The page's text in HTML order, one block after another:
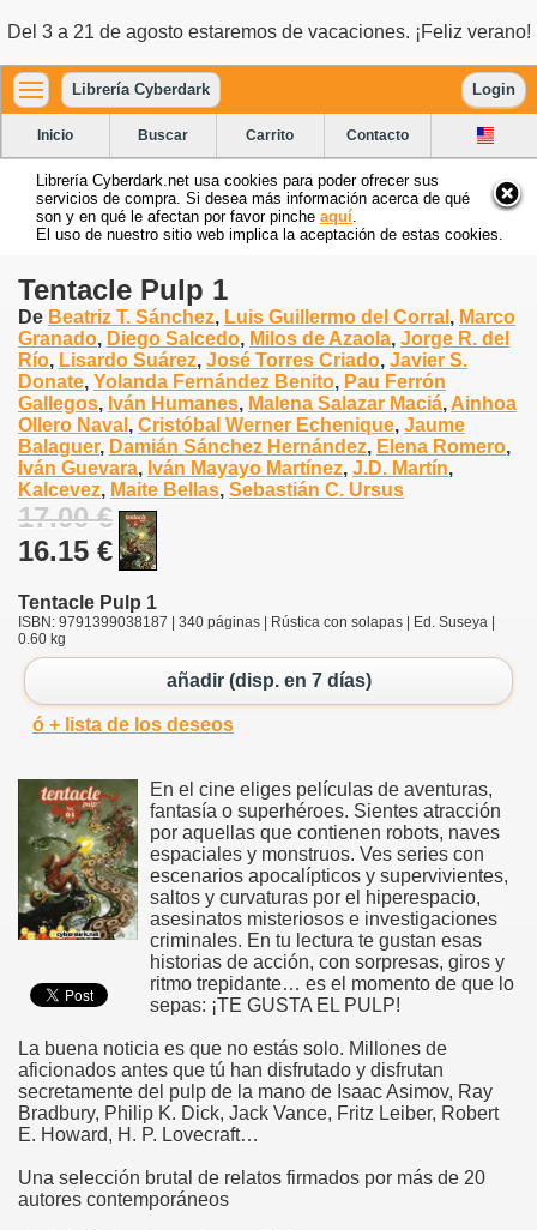
Del 3 a 21 de agosto estaremos de vacaciones. ¡Feliz verano!
Librería Cyberdark Login
Inicio Buscar Carrito Contacto
Librería Cyberdark.net usa cookies para poder ofrecer sus
servicios de compra. Si desea más información acerca de qué
son y en qué le afectan por favor pinche aquí
El uso de nuestro sitio web implica la aceptación de estas cookies.
Tentacle Pulp 1
De Beatriz T. Sánchez, Luis Guillermo del Corral , Marco
Granado, Diego Salcedo, Milos de Azaola, Jorge R. del
Río, Lisardo Suárez, José Torres Criado, Javier S.
Donate, Yolanda Fernández Benito, Pau Ferrón
Gallegos, Iván Humanes, Malena Salazar Maciá, Ainhoa
Ollero Naval , Cristóbal Werner Echenique, Jaume
Balaguer, Damián Sánchez Hernández, Elena Romero,
Iván Guevara, Iván Mayayo Martínez, J.D. Martín,
Kalcevez, Maite Bellas, Sebastián C. Ursus
17.00 €
16.15 €
Tentacle Pulp 1
ISBN: 9791399038187 | 340 páginas | Rústica con solapas | Ed. Suseya |
0.60 kg
añadir (disp. en 7 días)
ó + lista de los deseos
En el cine eliges películas de aventuras,
fantasía o superhéroes. Sientes atracción
por aquellas que contienen robots, naves
espaciales y monstruos. Ves series con
escenarios apocalípticos y supervivientes,
saltos y curvaturas por el hiperespacio,
asesinatos misteriosos e investigaciones
criminales. En tu lectura te gustan esas
historias de acción, con sorpresas, giros y
ritmo trepidante… es el momento de que lo
sepas: ¡TE GUSTA EL PULP!
La buena noticia es que no estás solo. Millones de
aficionados antes que tú han disfrutado y disfrutan
secretamente del pulp de la mano de Isaac Asimov, Ray
Bradbury, Philip K. Dick, Jack Vance, Fritz Leiber, Robert
E. Howard, H. P. Lovecraft…
Una selección brutal de relatos firmados por más de 20
autores contemporáneos